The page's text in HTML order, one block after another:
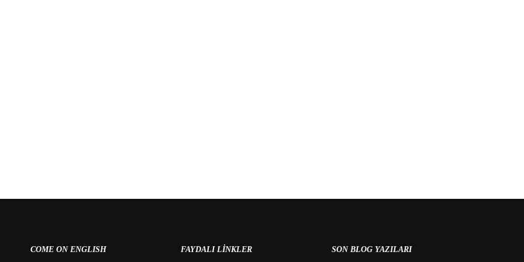
COME ON ENGLISH FAYDALI LINKLER SON BLOG YAZILARI
BAŞVURU YAPMADINIZ MI?